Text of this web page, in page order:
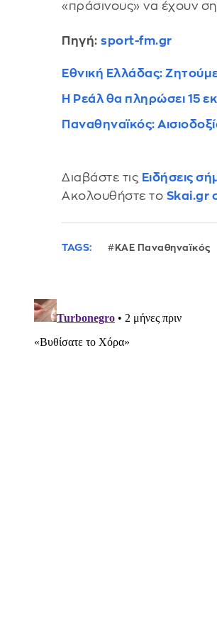
«πράσινους» να έχουν
Πηγή: sport-fm.gr
Εθνική Ελλάδας:
Η Ρεάλ θα πληρώσει 15
Παναθηναϊκός:
Διαβάστε τις Ειδήσεις
Ακολουθήστε το Skai.gr
TAGS: ΚΑΕ Παναθηναϊκός